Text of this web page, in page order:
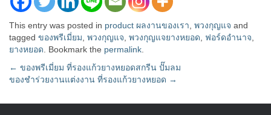
This entry was posted in product ผลงานของเรา, พวงกุญแจ and
tagged ของพรีเมี่ยม, พวงกุญแจ, พวงกุญแจยางหยอด, ฟอร์ดอำนาจ,
ยางหยอด. Bookmark the permalink.
Post
← ของพรีเมี่ยม ที่รองแก้วยางหยอดสกรีน ปั๊มลม
ของชำร่วยงานแต่งงาน ที่รองแก้วยางหยอด →